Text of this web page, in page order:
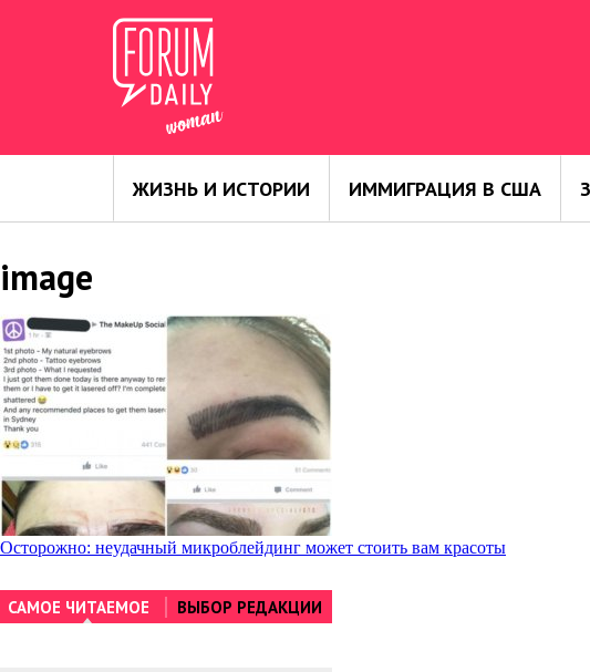
ЖИЗНЬ И ИСТОРИИ ИММИГРАЦИЯ В США
image
Навигация
по
записям
Осторожно: неудачный микроблейдинг может стоить вам красоты
САМОЕ ЧИТАЕМОЕ ВЫБОР РЕДАКЦИИ